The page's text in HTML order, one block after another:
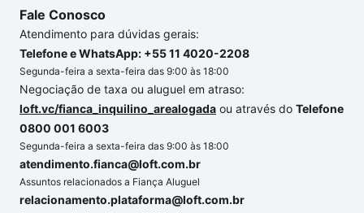
Fale Conosco
Atendimento para dúvidas gerais:
Telefone e WhatsApp: +55 11 4020-2208
Segunda-feira a sexta-feira das 9:00 às 18:00
Negociação de taxa ou aluguel em atraso:
loft.vc/fianca_inquilino_arealogada ou através do Telefone
0800 001 6003
Segunda-feira a sexta-feira das 9:00 às 18:00
atendimento.fianca@loft.com.br
Assuntos relacionados a Fiança Aluguel
relacionamento.plataforma@loft.com.br